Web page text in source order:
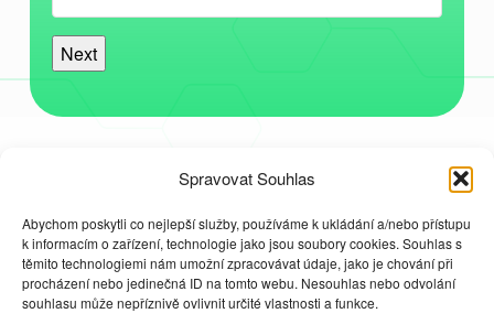
Spravovat Souhlas
Abychom poskytli co nejlepší služby, používáme k ukládání a/nebo přístupu
k informacím o zařízení, technologie jako jsou soubory cookies. Souhlas s
těmito technologiemi nám umožní zpracovávat údaje, jako je chování při
procházení nebo jedinečná ID na tomto webu. Nesouhlas nebo odvolání
souhlasu může nepříznivě ovlivnit určité vlastnosti a funkce.
Next
GDPR